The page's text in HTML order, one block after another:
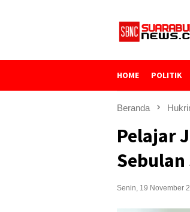
HOME POLITIK
Beranda
Pelajar
Senin, 19 November